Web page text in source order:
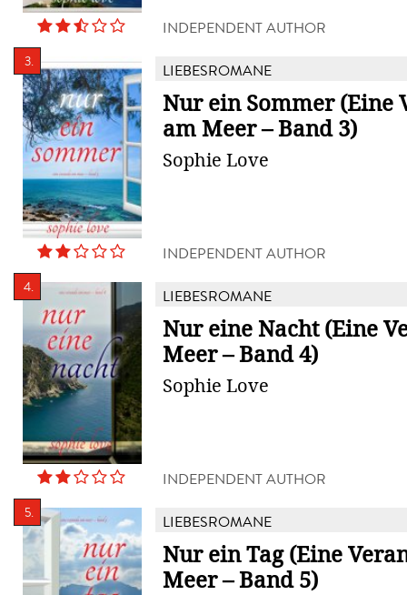
INDEPENDENT AUTHOR
3. LIEBESROMANE
Nur ein Sommer (Eine
am Meer – Band 3)
Sophie Love
INDEPENDENT AUTHOR
4. LIEBESROMANE
Nur eine Nacht (Eine
Meer – Band 4)
Sophie Love
INDEPENDENT AUTHOR
5. LIEBESROMANE
Nur ein Tag (Eine
Meer – Band 5)